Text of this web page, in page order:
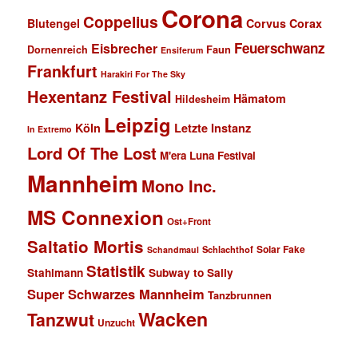
Blutengel Coppelius Corona Corvus Corax
Dornenreich Eisbrecher Ensiferum Faun Feuerschwanz
Frankfurt Harakiri For The Sky
Hexentanz Festival Hildesheim Hämatom
In Extremo Köln Leipzig Letzte Instanz
Lord Of The Lost M'era Luna Festival
Mannheim Mono Inc.
MS Connexion Ost+Front
Saltatio Mortis Schandmaul Schlachthof Solar Fake
Stahlmann Statistik Subway to Sally
Super Schwarzes Mannheim Tanzbrunnen
Tanzwut Unzucht Wacken